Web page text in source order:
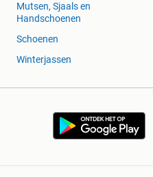
Mutsen, Sjaals en
Handschoenen
Schoenen
Winterjassen